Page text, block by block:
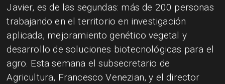
Javier, es de las segundas: más de 200 personas
trabajando en el territorio en investigación
aplicada, mejoramiento genético vegetal y
desarrollo de soluciones biotecnológicas para el
agro. Esta semana el subsecretario de
Agricultura, Francesco Venezian, y el director